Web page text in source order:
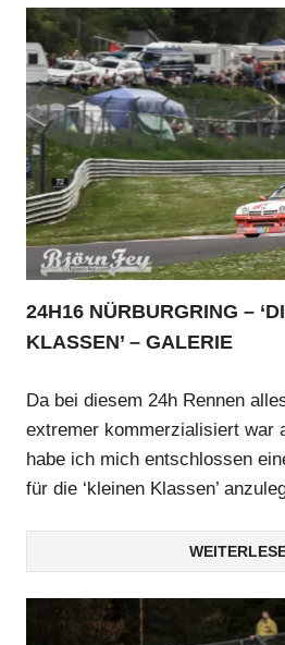
24H16 NÜRBURGRING –
KLASSEN’ – GALERIE
Da bei diesem 24h Rennen
extremer kommerzialisiert war
habe ich mich entschlossen
für die ‘kleinen Klassen’